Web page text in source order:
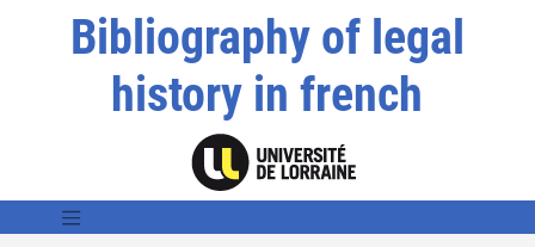
Bibliography of legal
history in french